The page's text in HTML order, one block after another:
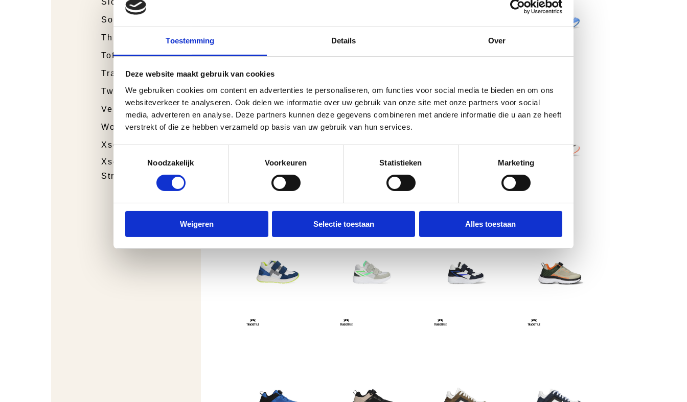
Toestemming Details Over
Deze website maakt gebruik van cookies
We gebruiken cookies om content en advertenties te personaliseren, om functies voor social media te bieden en om ons
websiteverkeer te analyseren. Ook delen we informatie over uw gebruik van onze site met onze partners voor social
media, adverteren en analyse. Deze partners kunnen deze gegevens combineren met andere informatie die u aan ze heeft
verstrekt of die ze hebben verzameld op basis van uw gebruik van hun services.
Noodzakelijk
Voorkeuren Statistieken Marketing
Weigeren Selectie toestaan Alles toestaan
Sioux
Sockwell Socks
Think!
Tofvel
Trackstyle
Twins
Verbandschoenen
Wolky
Xsensible
Xsensible
Stretchwalker